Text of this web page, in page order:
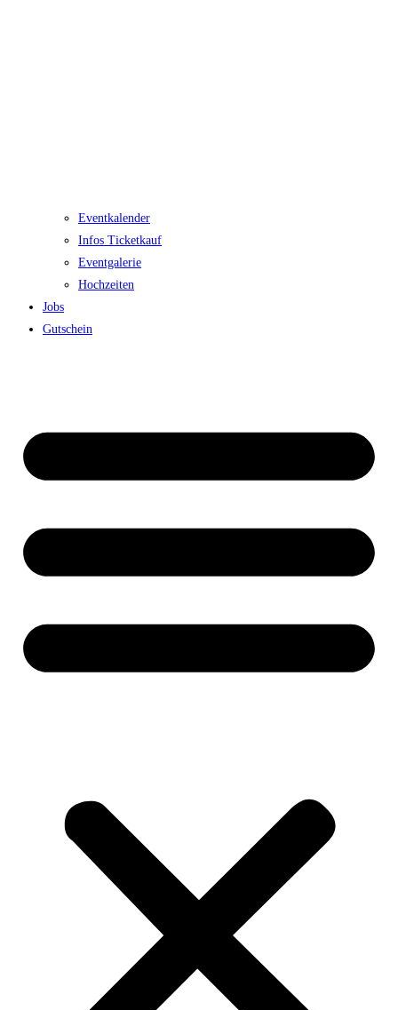
Eventkalender
Infos Ticketkauf
Eventgalerie
Hochzeiten
Jobs
Gutschein